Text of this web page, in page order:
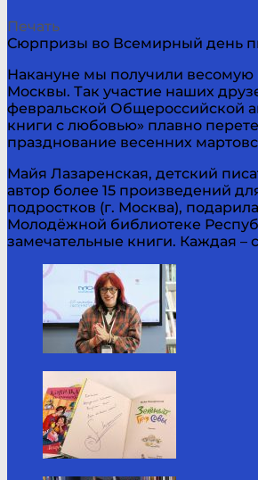
Печать
Сюрпризы во Всемирный день
Накануне мы получили весомую
Москвы. Так участие наших
февральской Общероссийской
книги с любовью» плавно
празднование весенних
Майя Лазаренская, детский
автор более 15 произведений
подростков (г. Москва),
Молодёжной библиотеке
замечательные книги. Каждая –